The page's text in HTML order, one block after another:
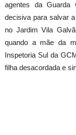
agentes da Guarda
decisiva para salvar
no Jardim Vila
quando a mãe da
Inspetoria Sul da
filha desacordada e